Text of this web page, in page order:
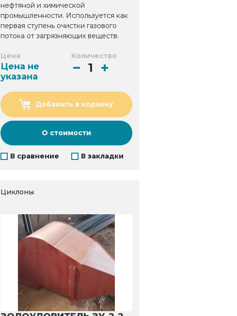
нефтяной и химической
промышленности. Используется как
первая ступень очистки газового
потока от загрязняющих веществ.
Цена
Цена не
указана
Количество
Добавить в корзину
О стоимости
В сравнение В закладки
Циклоны